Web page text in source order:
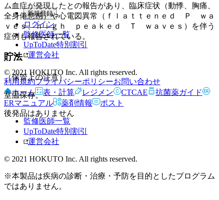
ム血症が発現したとの報告があり、臨床症状（動悸、胸痛、
全身倦怠感）や心電図異常（ｆｌａｔｔｅｎｅｄ Ｐ ｗａ
ｖｅｓ、ｈｉｇｈ ｐｅａｋｅｄ Ｔ ｗａｖｅｓ）を伴う
症例も報告されている。
貯法
（保管上の注意）
室温保存。
後発品はありません
新規登録
ログイン
監修医師一覧
UpToDate特別割引
運営会社
© 2021 HOKUTO Inc. All rights reserved.
利用規約プライバシーポリシーお問い合わせ
ホーム
表・計算 レジメン CTCAE
抗菌薬ガイド
ERマニュアル
薬剤情報 ポスト
監修医師一覧
UpToDate特別割引
運営会社
© 2021 HOKUTO Inc. All rights reserved.
※本製品は疾病の診断・治療・予防を目的としたプログラム
ではありません。